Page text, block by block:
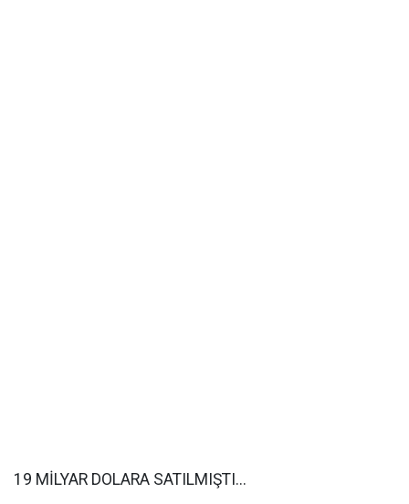
19 MİLYAR DOLARA SATILMIŞTI...